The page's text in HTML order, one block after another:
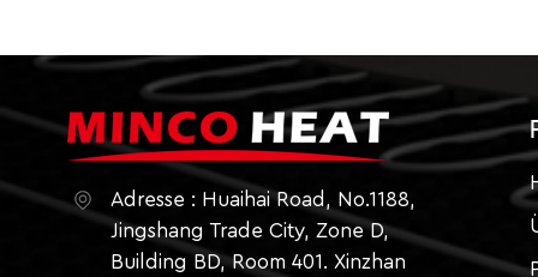
Adresse : Huaihai Road, No.1188,
Jingshang Trade City, Zone D,
Building BD, Room 401. Xinzhan